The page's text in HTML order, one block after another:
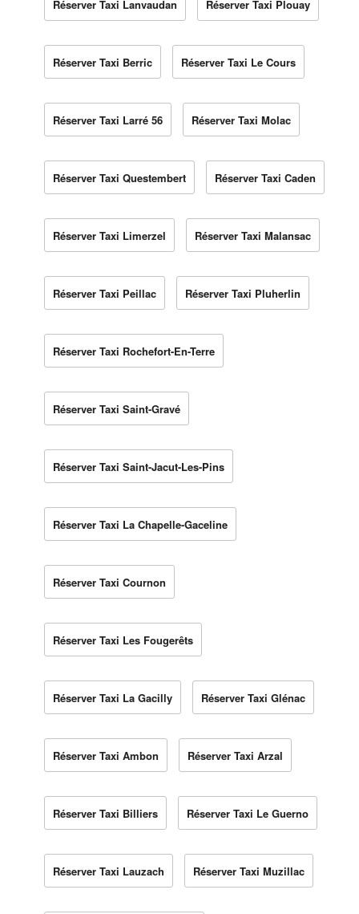
Réserver Taxi Lanvaudan Réserver Taxi Plouay
Réserver Taxi Berric Réserver Taxi Le Cours
Réserver Taxi Larré 56 Réserver Taxi Molac
Réserver Taxi Questembert Réserver Taxi Caden
Réserver Taxi Limerzel Réserver Taxi Malansac
Réserver Taxi Peillac Réserver Taxi Pluherlin
Réserver Taxi Rochefort-En-Terre
Réserver Taxi Saint-Gravé
Réserver Taxi Saint-Jacut-Les-Pins
Réserver Taxi La Chapelle-Gaceline
Réserver Taxi Cournon
Réserver Taxi Les Fougerêts
Réserver Taxi La Gacilly Réserver Taxi Glénac
Réserver Taxi Ambon Réserver Taxi Arzal
Réserver Taxi Billiers Réserver Taxi Le Guerno
Réserver Taxi Lauzach Réserver Taxi Muzillac